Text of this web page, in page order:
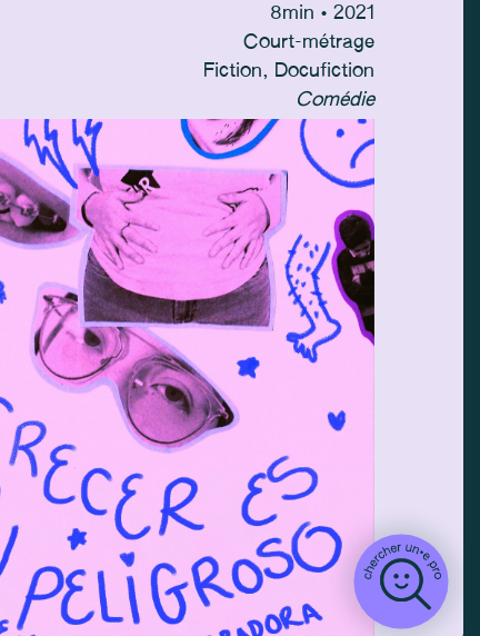
8min • 2021
Court-métrage
Fiction, Docufiction
Comédie